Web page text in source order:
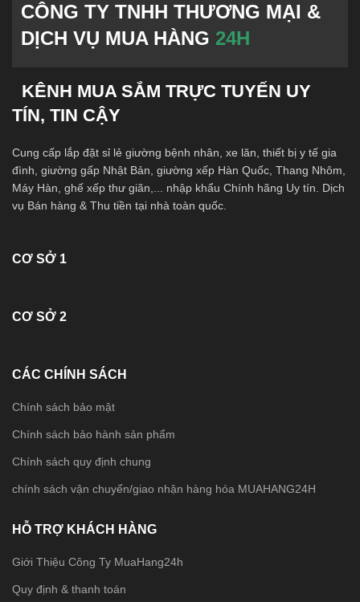
CÔNG TY TNHH THƯƠNG MẠI &
DỊCH VỤ MUA HÀNG 24H
KÊNH MUA SẮM TRỰC TUYẾN UY
TÍN, TIN CẬY
Cung cấp lắp đặt sỉ lẻ giường bệnh nhân, xe lăn, thiết bị y tế gia
đình, giường gấp Nhật Bản, giường xếp Hàn Quốc, Thang Nhôm,
Máy Hàn, ghế xếp thư giãn,... nhập khẩu Chính hãng Uy tín. Dịch
vụ Bán hàng & Thu tiền tại nhà toàn quốc.
CƠ SỞ 1
CƠ SỞ 2
CÁC CHÍNH SÁCH
Chính sách bảo mật
Chính sách bảo hành sản phẩm
Chính sách quy định chung
chính sách vận chuyển/giao nhận hàng hóa MUAHANG24H
HỖ TRỢ KHÁCH HÀNG
Giới Thiệu Công Ty MuaHang24h
Quy định & thanh toán